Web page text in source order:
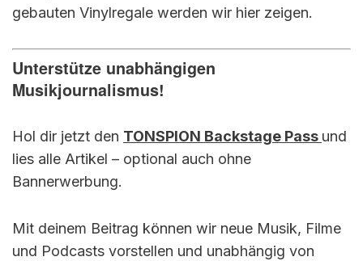
gebauten Vinylregale werden wir hier zeigen.
Unterstütze unabhängigen
Musikjournalismus!
Hol dir jetzt den TONSPION Backstage Pass und
lies alle Artikel – optional auch ohne
Bannerwerbung.
Mit deinem Beitrag können wir neue Musik, Filme
und Podcasts vorstellen und unabhängig von